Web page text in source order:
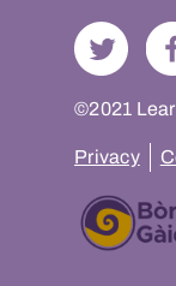
©2021
Privacy